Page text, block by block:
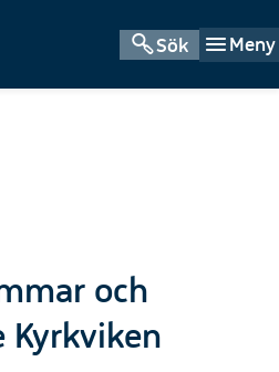
Sök Meny
och
Kyrkviken